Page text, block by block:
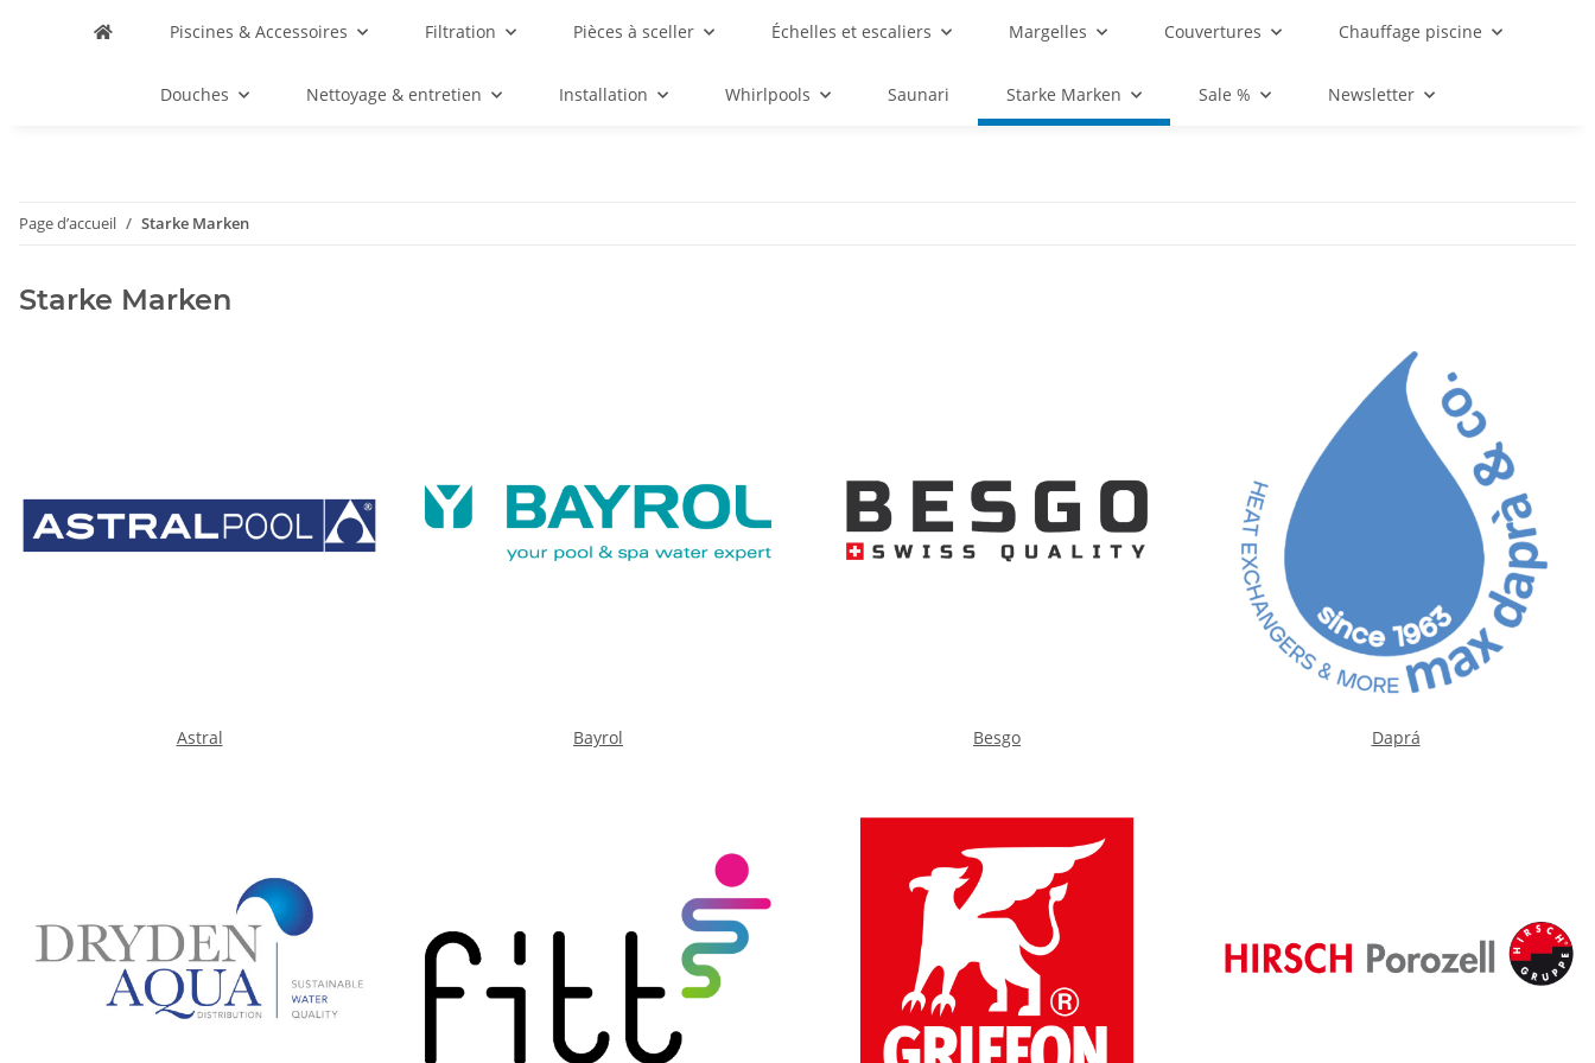
Piscines & Accessoires Filtration Pièces à sceller Échelles et escaliers Margelles Couvertures Chauffage piscine
Douches Nettoyage & entretien Installation Whirlpools Saunari Starke Marken Sale % Newsletter
Page d’accueil Starke Marken
Starke Marken
Astral Bayrol Besgo Daprá